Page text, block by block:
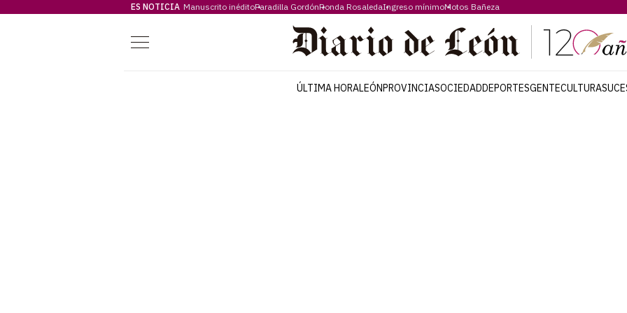
ES NOTICIA Manuscrito inéditoParadilla GordónRonda RosaledaIngreso mínimoMotos Bañeza
Menú
ÚLTIMA HORALEÓNPROVINCIASOCIEDADDEPORTESGENTECULTURA